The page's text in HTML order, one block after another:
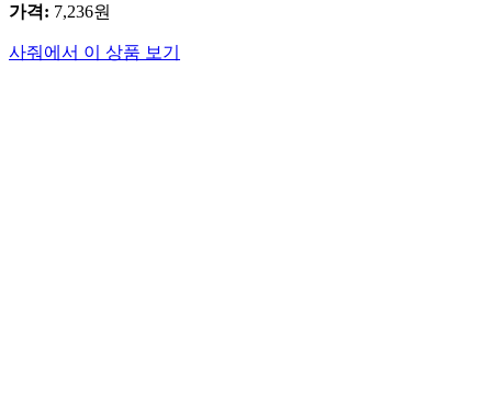
가격: 7,236원
사줘에서 이 상품 보기